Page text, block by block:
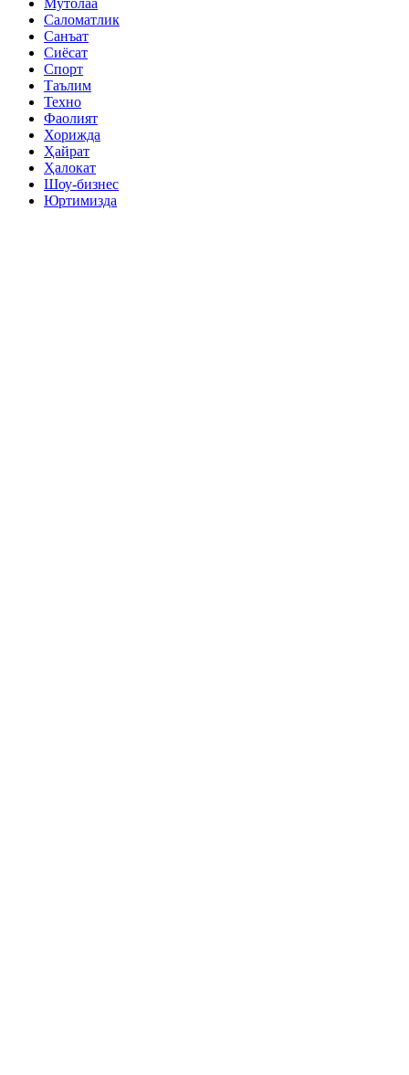
Мутолаа
Саломатлик
Санъат
Сиёсат
Спорт
Таълим
Техно
Фаолият
Хорижда
Ҳайрат
Ҳалокат
Шоу-бизнес
Юртимизда